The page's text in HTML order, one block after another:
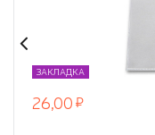
ЗАКЛАДКА
26,00